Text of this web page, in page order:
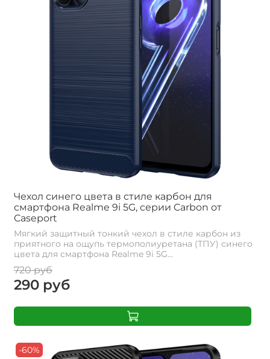
Чехол синего цвета в стиле карбон для
смартфона Realme 9i 5G, серии Carbon от
Caseport
Мягкий защитный тонкий чехол в стиле карбон из
приятного на ощупь термополиуретана (ТПУ) синего
цвета для смартфона Realme 9i 5G...
720 руб
290 руб
-60%